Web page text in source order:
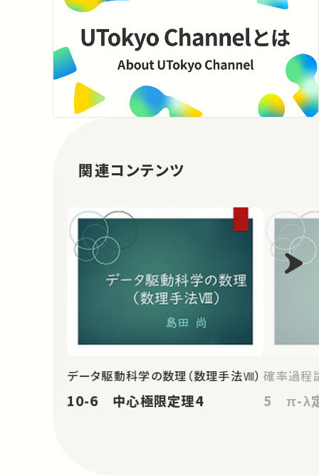
関連コンテンツ
データ駆動科学の数理（数理手法Ⅷ）
10-6 中心極限定理4
確率過程
5 π-λ